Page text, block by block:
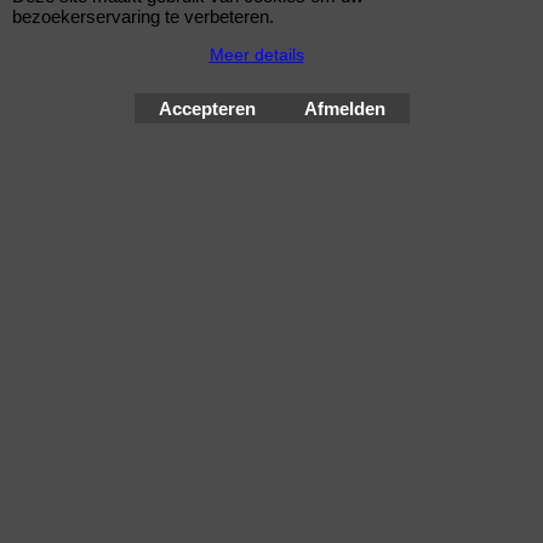
Eibach Pro-Spacers 50mm Systeem 7 (steek:
bezoekerservaring te verbeteren.
Meer details
Accepteren Afmelden